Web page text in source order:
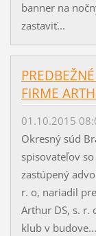
banner na
zastaviť...
FIRME
01.10.2015
Okresný súd
spisovateľov
zastúpený
r. o, nariadil
Arthur DS, s. r.
klub v budove...